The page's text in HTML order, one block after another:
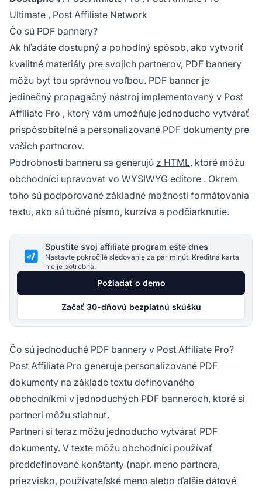
Ultimate , Post Affiliate Network
Čo sú PDF bannery?
Ak hľadáte dostupný a pohodlný spôsob, ako vytvoriť
kvalitné materiály pre svojich partnerov, PDF bannery
môžu byť tou správnou voľbou. PDF banner je
jedinečný propagačný nástroj implementovaný v Post
Affiliate Pro , ktorý vám umožňuje jednoducho vytvárať
prispôsobiteľné a personalizované PDF dokumenty pre
vašich partnerov.
Podrobnosti banneru sa generujú z HTML, ktoré môžu
obchodníci upravovať vo WYSIWYG editore . Okrem
toho sú podporované základné možnosti formátovania
textu, ako sú tučné písmo, kurzíva a podčiarknutie.
Spustite svoj affiliate program ešte dnes
Nastavte pokročilé sledovanie za pár minút. Kreditná karta
nie je potrebná.
Požiadať o demo
Začať 30-dňovú bezplatnú skúšku
Čo sú jednoduché PDF bannery v Post Affiliate Pro?
Post Affiliate Pro generuje personalizované PDF
dokumenty na základe textu definovaného
obchodníkmi v jednoduchých PDF banneroch, ktoré si
partneri môžu stiahnuť.
Partneri si teraz môžu jednoducho vytvárať PDF
dokumenty. V texte môžu obchodníci používať
preddefinované konštanty (napr. meno partnera,
priezvisko, používateľské meno alebo ďalšie dátové